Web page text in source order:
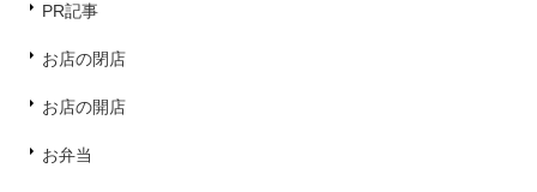
PR記事
お店の閉店
お店の開店
お弁当